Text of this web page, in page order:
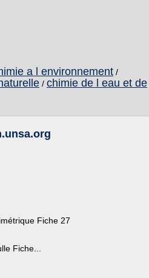
a l environnement /
/ chimie de l eau et de
Fiche 27
Fiche...